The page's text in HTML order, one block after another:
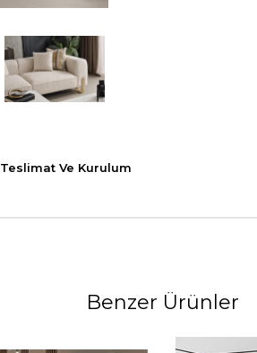
Teslimat Ve Kurulum
Benzer Ürünler